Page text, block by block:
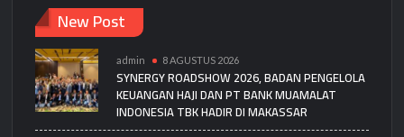
New Post
admin 8 AGUSTUS 2026
SYNERGY ROADSHOW 2026, BADAN PENGELOLA
KEUANGAN HAJI DAN PT BANK MUAMALAT
INDONESIA TBK HADIR DI MAKASSAR